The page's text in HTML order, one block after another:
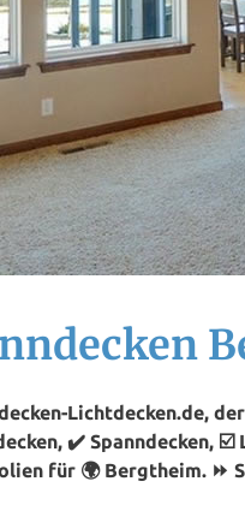
Lichtdecken.de,
✔️ Spanndecken,
für 🌍 Bergtheim.